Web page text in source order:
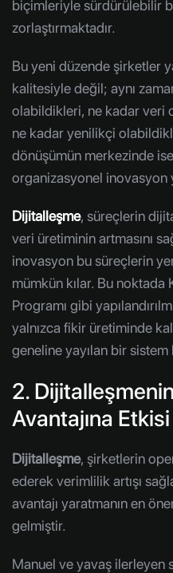
biçimleriyle sürdürülebilir
zorlaştırmaktadır.
Bu yeni düzende şirketler
kalitesiyle değil; aynı
olabildikleri, ne kadar veri
ne kadar yenilikçi
dönüşümün merkezinde ise
organizasyonel inovasyon
Dijitalleşme, süreçlerin
veri üretiminin artmasını
inovasyon bu süreçlerin
mümkün kılar. Bu noktada
Programı gibi
yalnızca fikir üretiminde
geneline yayılan bir
2.
Avantajına Etkisi
Dijitalleşme, şirketlerin
ederek verimlilik artışı
avantajı yaratmanın en
gelmiştir.
Manuel ve yavaş ilerleyen